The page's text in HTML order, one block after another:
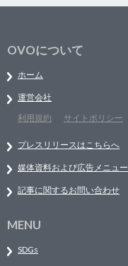
OVOについて
ホーム
運営会社
利用規約
サイトポリシー
プレスリリースはこちらへ
媒体資料および広告メニュー
記事に関するお問い合わせ
MENU
SDGs